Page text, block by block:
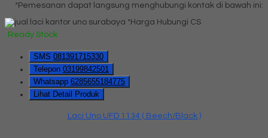
*Pemesanan dapat langsung menghubungi kontak di bawah ini:
*Harga Hubungi CS
Ready Stock
SMS 081391715330
Telepon 03199842501
Whatsapp 6285655184775
Lihat Detail Produk
Laci Uno UFD 1134 ( Beech/Black )